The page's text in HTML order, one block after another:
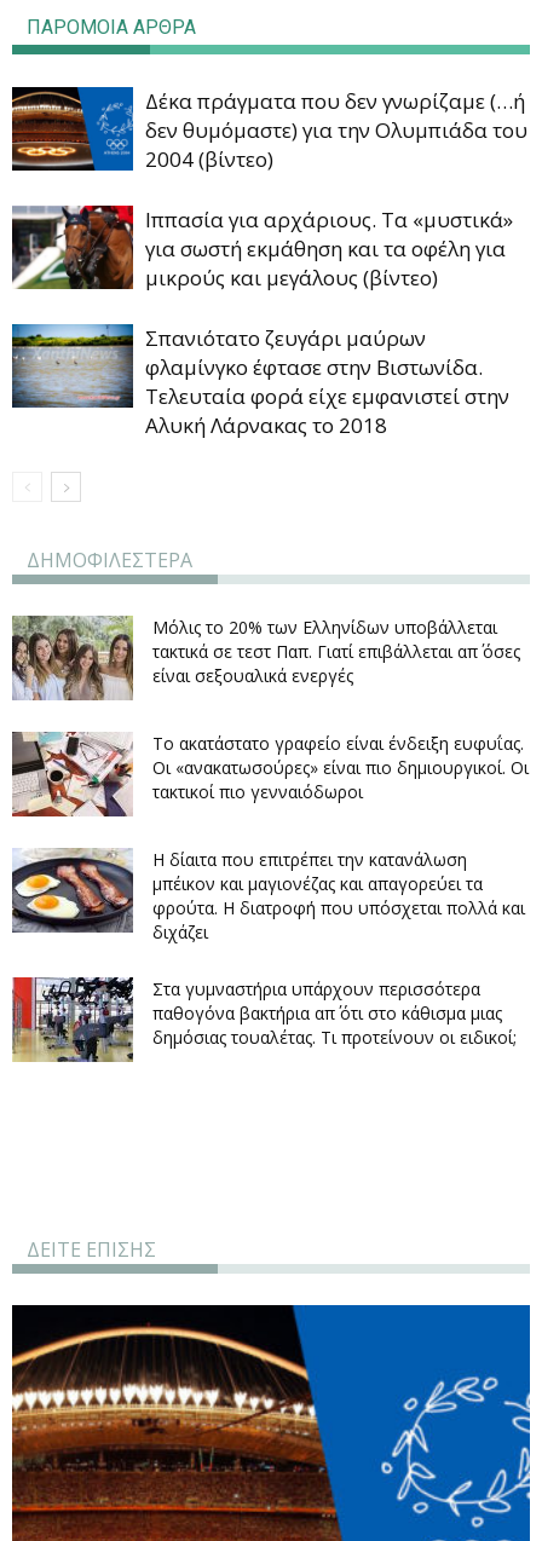
ΠΑΡΟΜΟΙΑ ΑΡΘΡΑ
Δέκα πράγματα που δεν γνωρίζαμε (…ή
δεν θυμόμαστε) για την Ολυμπιάδα του
2004 (βίντεο)
Ιππασία για αρχάριους. Τα «μυστικά»
για σωστή εκμάθηση και τα οφέλη για
μικρούς και μεγάλους (βίντεο)
Σπανιότατο ζευγάρι μαύρων
φλαμίνγκο έφτασε στην Βιστωνίδα.
Τελευταία φορά είχε εμφανιστεί στην
Αλυκή Λάρνακας το 2018
ΔΗΜΟΦΙΛΕΣΤΕΡΑ
Μόλις το 20% των Ελληνίδων υποβάλλεται
τακτικά σε τεστ Παπ. Γιατί επιβάλλεται απ΄ όσες
είναι σεξουαλικά ενεργές
Το ακατάστατο γραφείο είναι ένδειξη ευφυΐας.
Οι «ανακατωσούρες» είναι πιο δημιουργικοί. Οι
τακτικοί πιο γενναιόδωροι
Η δίαιτα που επιτρέπει την κατανάλωση
μπέικον και μαγιονέζας και απαγορεύει τα
φρούτα. Η διατροφή που υπόσχεται πολλά και
διχάζει
Στα γυμναστήρια υπάρχουν περισσότερα
παθογόνα βακτήρια απ΄ ότι στο κάθισμα μιας
δημόσιας τουαλέτας. Τι προτείνουν οι ειδικοί;
ΔΕΙΤΕ ΕΠΙΣΗΣ